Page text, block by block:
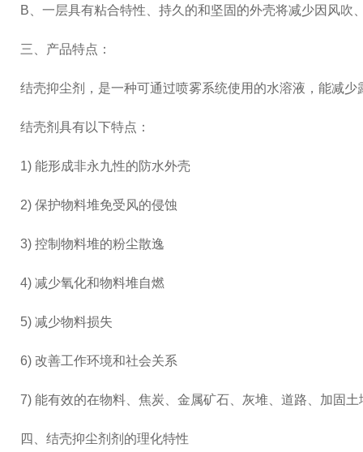
B、一层具有粘合特性、持久的和坚固的外壳将减少因风
三、产品特点：
结壳抑尘剂，是一种可通过喷雾系统使用的水溶液，能减
结壳剂具有以下特点：
1) 能形成非永九性的防水外壳
2) 保护物料堆免受风的侵蚀
3) 控制物料堆的粉尘散逸
4) 减少氧化和物料堆自燃
5) 减少物料损失
6) 改善工作环境和社会关系
7) 能有效的在物料、焦炭、金属矿石、灰堆、道路、加固
四、结壳抑尘剂剂的理化特性